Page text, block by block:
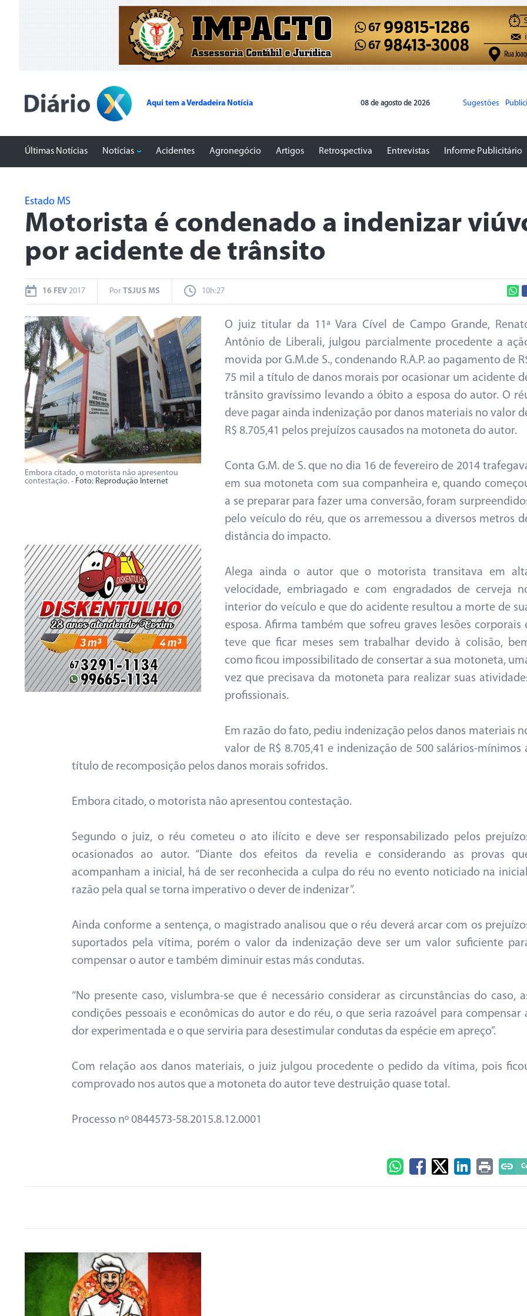
Aqui tem a Verdadeira Notícia 08 de agosto de 2026 Sugestões
Últimas Notícias Notícias Acidentes Agronegócio Artigos Retrospectiva Entrevistas Informe Publicitário
Estado MS
Motorista é condenado a indenizar
por acidente de trânsito
16 FEV 2017 Por TSJUS MS 10h:27
Embora citado, o motorista não apresentou
contestação. - Foto: Reprodução Internet
O juiz titular da 11ª Vara Cível de Campo Grande,
Antônio de Liberali, julgou parcialmente procedente a
movida por G.M.de S., condenando R.A.P. ao pagamento de
75 mil a título de danos morais por ocasionar um acidente
trânsito gravíssimo levando a óbito a esposa do autor. O
deve pagar ainda indenização por danos materiais no valor
R$ 8.705,41 pelos prejuízos causados na motoneta do autor.
Conta G.M. de S. que no dia 16 de fevereiro de 2014
em sua motoneta com sua companheira e, quando
a se preparar para fazer uma conversão, foram
pelo veículo do réu, que os arremessou a diversos metros
distância do impacto.
Alega ainda o autor que o motorista transitava em
velocidade, embriagado e com engradados de cerveja
interior do veículo e que do acidente resultou a morte de
esposa. Afirma também que sofreu graves lesões corporais
teve que ficar meses sem trabalhar devido à colisão,
como ficou impossibilitado de consertar a sua motoneta,
vez que precisava da motoneta para realizar suas
profissionais.
Em razão do fato, pediu indenização pelos danos materiais
valor de R$ 8.705,41 e indenização de 500 salários-mínimos
título de recomposição pelos danos morais sofridos.
Embora citado, o motorista não apresentou contestação.
Segundo o juiz, o réu cometeu o ato ilícito e deve ser responsabilizado pelos
ocasionados ao autor. “Diante dos efeitos da revelia e considerando as provas
acompanham a inicial, há de ser reconhecida a culpa do réu no evento noticiado na
razão pela qual se torna imperativo o dever de indenizar”.
Ainda conforme a sentença, o magistrado analisou que o réu deverá arcar com os
suportados pela vítima, porém o valor da indenização deve ser um valor suficiente
compensar o autor e também diminuir estas más condutas.
“No presente caso, vislumbra-se que é necessário considerar as circunstâncias do caso,
condições pessoais e econômicas do autor e do réu, o que seria razoável para compensar
dor experimentada e o que serviria para desestimular condutas da espécie em apreço”.
Com relação aos danos materiais, o juiz julgou procedente o pedido da vítima, pois
comprovado nos autos que a motoneta do autor teve destruição quase total.
Processo nº 0844573-58.2015.8.12.0001